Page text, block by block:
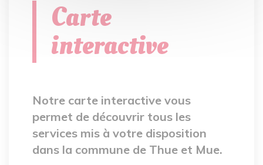
Carte
interactive
Notre carte interactive vous
permet de découvrir tous les
services mis à votre disposition
dans la commune de Thue et Mue.